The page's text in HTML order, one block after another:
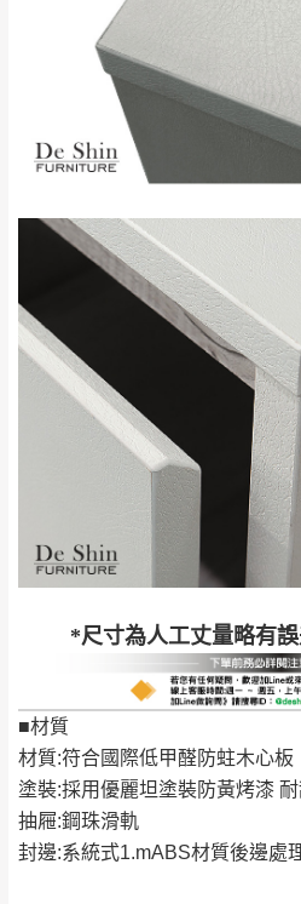
*尺寸為人工丈量略有
■材質
材質:符合國際低甲醛防蛀木心板
塗裝:採用優麗坦塗裝防黃烤漆
抽屜:鋼珠滑軌
封邊:系統式1.mABS材質後邊處
（可於LINE線上詢問 →
其它注意事項
本司貨車運送如因路況不
山區內等，或收貨地點搬
法順利配送，本公司除了
狀況保有出貨的權利。
保護物流人員的工作安全
需以吊車或其他的吊掛方
支付。
商品，無法指定特定時間
再與您通知，讓您不用整
寶貴時間。
如遇自然災害、政府宣布之
事，而危及運送人員輸送
或停止運送服務。
百貨公司配送暫無法配合
至百貨公司卸貨區為限，恕
貨。
由於透過電腦螢幕選購
電腦螢幕的設定色差
際商品的顏色、質感
退換貨，
需自付來回
訂購前詳加確認。(包
訂購前請確認商品尺
丈量，難免會有些許
詳細尺寸以實品為主。
非因本公司問題而需
內通知客服人員
須保持商品全新狀態與
若發生非本司因素致
辦理退換貨。
台北市、新北市地區
收送貨，敬請見諒！
本公司部份商品無維修
期，商品使用年限，
件短缺，則維修、搬
行吸收(另事先與消費
到貨7日內為鑑賞期(注
若非商品品質瑕疵問題
形，我們需酌收退貨運
如欲放置營業場所及公